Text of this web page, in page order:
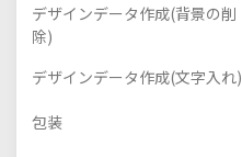
デザインデータ作成(背景の削
除)
デザインデータ作成(文字入れ)
包装